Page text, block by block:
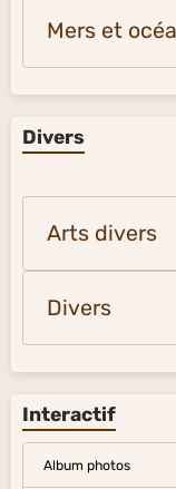
Mers et
Divers
Arts divers
Divers
Interactif
Album photos